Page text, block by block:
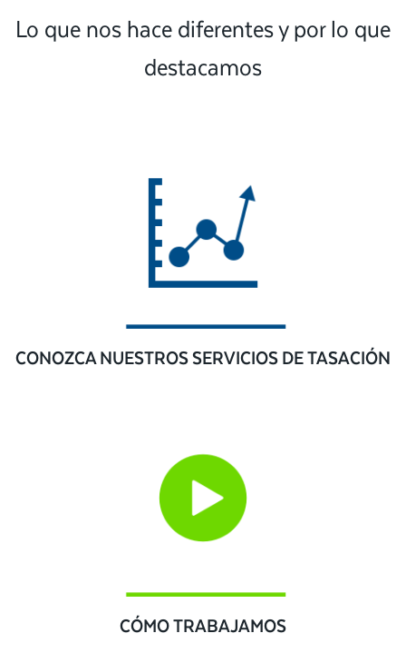
Lo que nos hace diferentes y por lo que
destacamos
CONOZCA NUESTROS SERVICIOS DE TASACIÓN
CÓMO TRABAJAMOS